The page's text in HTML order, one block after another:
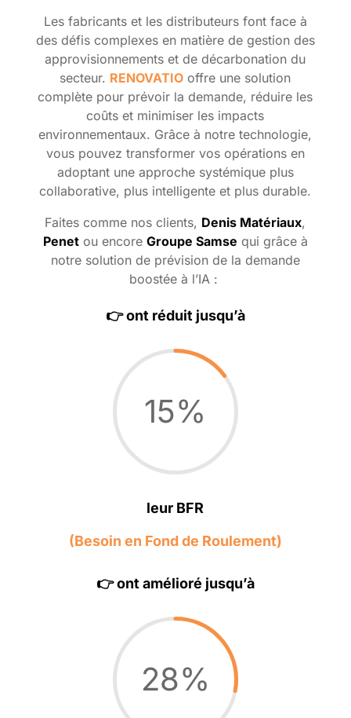
Les fabricants et les distributeurs font face à
des défis complexes en matière de gestion des
approvisionnements et de décarbonation du
secteur. RENOVATIO offre une solution
complète pour prévoir la demande, réduire les
coûts et minimiser les impacts
environnementaux. Grâce à notre technologie,
vous pouvez transformer vos opérations en
adoptant une approche systémique plus
collaborative, plus intelligente et plus durable.
Faites comme nos clients, Denis Matériaux,
Penetou encore Groupe Samse qui grâce à
notre solution de prévision de la demande
boostée à l’IA :
👉 ont réduit jusqu’à
15%
leur BFR
(Besoin en Fond de Roulement)
👉 ont amélioré jusqu’à
28%